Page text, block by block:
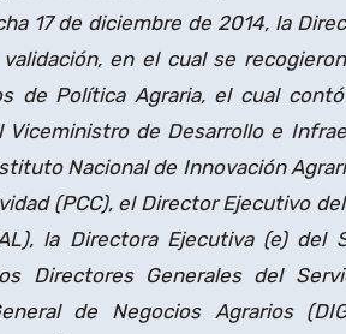
17 de diciembre de 2014, la
en el cual se
de Política Agraria, el cual
Viceministro de Desarrollo e
Nacional de Innovación
(PCC), el Director Ejecutivo
la Directora Ejecutiva (e)
Directores Generales del
de Negocios Agrarios